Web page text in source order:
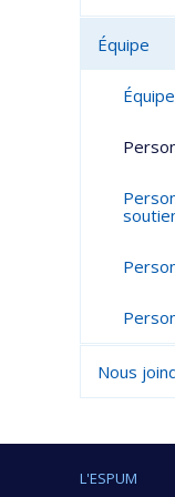
Équipe
Nous
L'ESPUM